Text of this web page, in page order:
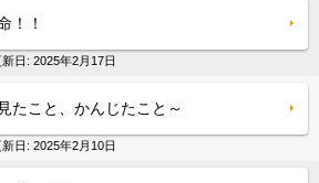
！！
日: 2025年2月17日
たこと、かんじたこと～
日: 2025年2月10日